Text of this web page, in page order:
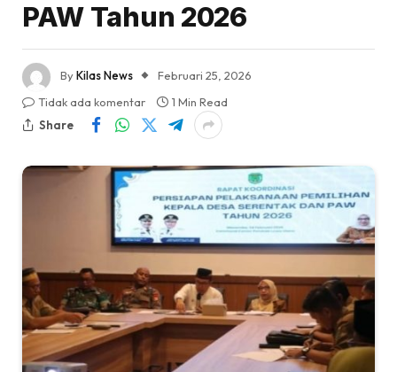
PAW Tahun 2026
ByKilas News
Februari 25, 2026
Tidak ada komentar
1 Min Read
Share